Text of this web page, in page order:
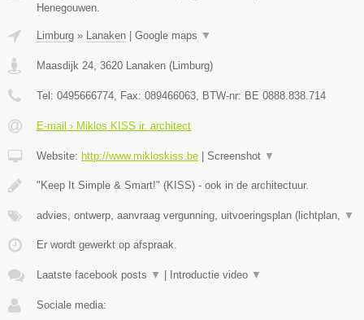
Henegouwen.
Limburg » Lanaken Google maps ▼
Maasdijk 24, 3620 Lanaken (Limburg)
Tel: 0495666774, Fax: 089466063, BTW-nr: BE 0888.838.714
E-mail › Miklos KISS ir. architect
Website: http://www.mikloskiss.be Screenshot ▼
"Keep It Simple & Smart!" (KISS) - ook in de architectuur.
advies, ontwerp, aanvraag vergunning, uitvoeringsplan (lichtplan, ▼
Er wordt gewerkt op afspraak.
Laatste facebook posts ▼ Introductie video ▼
Sociale media: